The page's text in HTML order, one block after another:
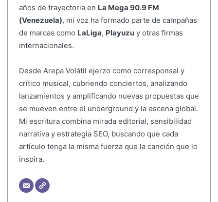
años de trayectoria en La Mega 90.9 FM
(Venezuela), mi voz ha formado parte de campañas
de marcas como LaLiga, Playuzuy otras firmas
internacionales.
Desde Arepa Volátil ejerzo como corresponsal y
crítico musical, cubriendo conciertos, analizando
lanzamientos y amplificando nuevas propuestas que
se mueven entre el underground y la escena global.
Mi escritura combina mirada editorial, sensibilidad
narrativa y estrategia SEO, buscando que cada
artículo tenga la misma fuerza que la canción que lo
inspira.